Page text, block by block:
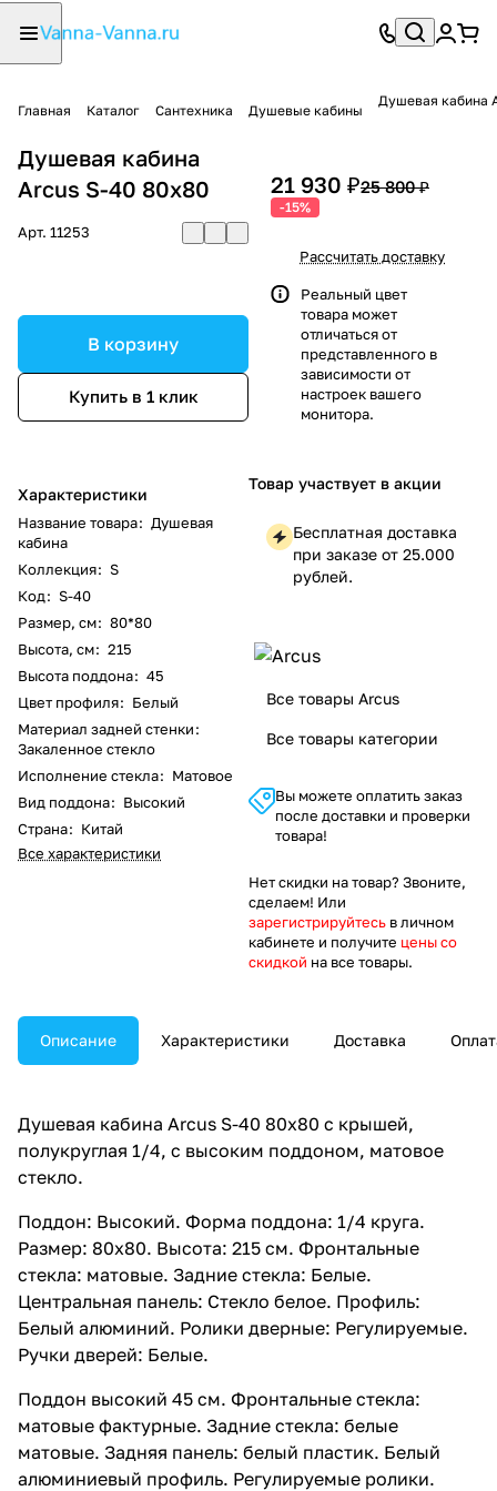
Главная Каталог Сантехника Душевые кабины
Душевая кабина
Душевая кабина
Arcus S-40 80x80
Арт. 11253
В корзину
Купить в 1 клик
Характеристики
Название товара: Душевая
кабина
Коллекция: S
Код: S-40
Размер, см: 80*80
Высота, см: 215
Высота поддона: 45
Цвет профиля: Белый
Материал задней стенки:
Закаленное стекло
Исполнение стекла: Матовое
Вид поддона: Высокий
Страна: Китай
Все характеристики
21 930 ₽25 800 ₽
-15%
Рассчитать доставку
Реальный цвет
товара может
отличаться от
представленного в
зависимости от
настроек вашего
монитора.
Товар участвует в акции
Бесплатная доставка
при заказе от 25.000
рублей.
Все товары Arcus
Все товары категории
Вы можете оплатить заказ
после доставки и проверки
товара!
Нет скидки на товар? Звоните,
сделаем! Или
зарегистрируйтесь в личном
кабинете и получите цены со
скидкой на все товары.
Описание Характеристики Доставка
Душевая кабина Arcus S-40 80x80 с крышей,
полукруглая 1/4, с высоким поддоном, матовое
стекло.
Поддон: Высокий. Форма поддона: 1/4 круга.
Размер: 80x80. Высота: 215 см. Фронтальные
стекла: матовые. Задние стекла: Белые.
Центральная панель: Стекло белое. Профиль:
Белый алюминий. Ролики дверные: Регулируемые.
Ручки дверей: Белые.
Поддон высокий 45 см. Фронтальные стекла:
матовые фактурные. Задние стекла: белые
матовые. Задняя панель: белый пластик. Белый
алюминиевый профиль. Регулируемые ролики.